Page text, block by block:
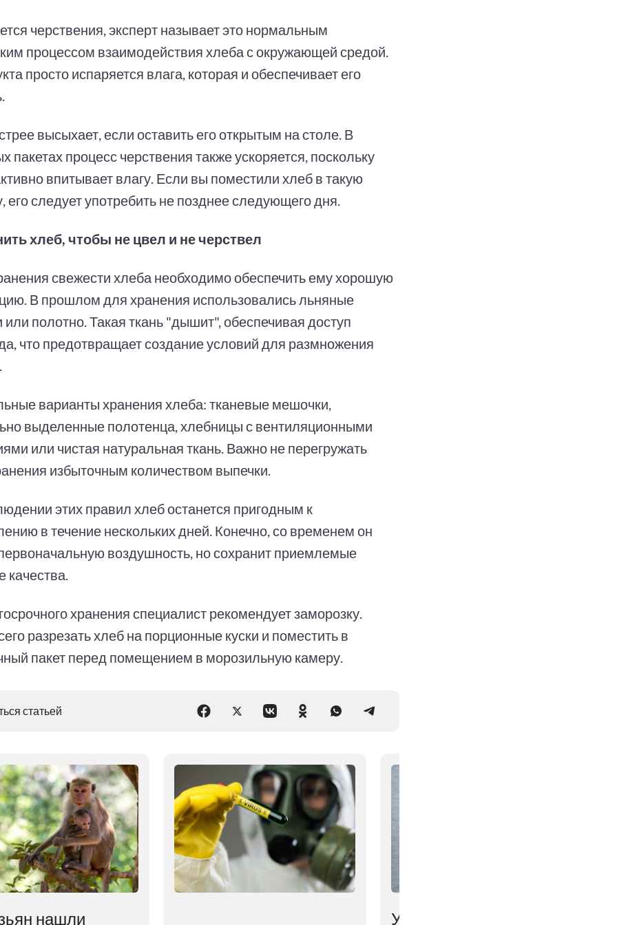
черствения, эксперт называет это нормальным
процессом взаимодействия хлеба с окружающей средой.
просто испаряется влага, которая и обеспечивает его
высыхает, если оставить его открытым на столе. В
пакетах процесс черствения также ускоряется, поскольку
впитывает влагу. Если вы поместили хлеб в такую
его следует употребить не позднее следующего дня.
хлеб, чтобы не цвел и не черствел
свежести хлеба необходимо обеспечить ему хорошую
В прошлом для хранения использовались льняные
полотно. Такая ткань "дышит", обеспечивая доступ
что предотвращает создание условий для размножения
варианты хранения хлеба: тканевые мешочки,
выделенные полотенца, хлебницы с вентиляционными
или чистая натуральная ткань. Важно не перегружать
избыточным количеством выпечки.
этих правил хлеб останется пригодным к
в течение нескольких дней. Конечно, со временем он
воздушность, но сохранит приемлемые
качества.
хранения специалист рекомендует заморозку.
разрезать хлеб на порционные куски и поместить в
пакет перед помещением в морозильную камеру.
статьей
нашли Ученые выяснили,